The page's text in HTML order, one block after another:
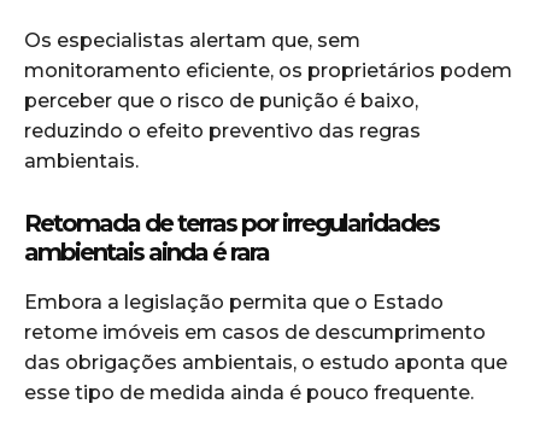
Os especialistas alertam que, sem
monitoramento eficiente, os proprietários podem
perceber que o risco de punição é baixo,
reduzindo o efeito preventivo das regras
ambientais.
Retomada de terras por irregularidades
ambientais ainda é rara
Embora a legislação permita que o Estado
retome imóveis em casos de descumprimento
das obrigações ambientais, o estudo aponta que
esse tipo de medida ainda é pouco frequente.